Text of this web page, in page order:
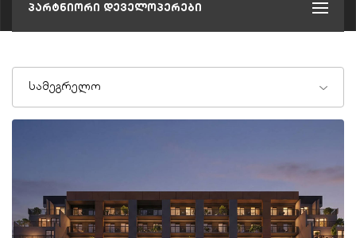
პარტნიორი დეველოპერები
სამეგრელო